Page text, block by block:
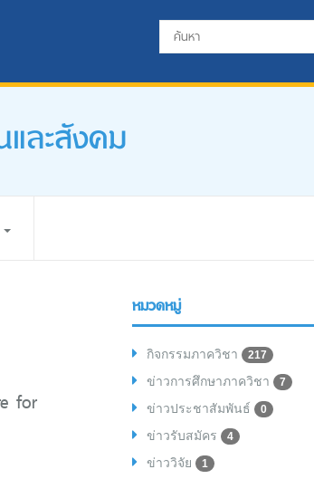
และสังคม
for
หมวดหมู่
กิจกรรมภาควิชา 217
ข่าวการศึกษาภาควิชา 7
ข่าวประชาสัมพันธ์ 0
ข่าวรับสมัคร 4
ข่าววิจัย 1